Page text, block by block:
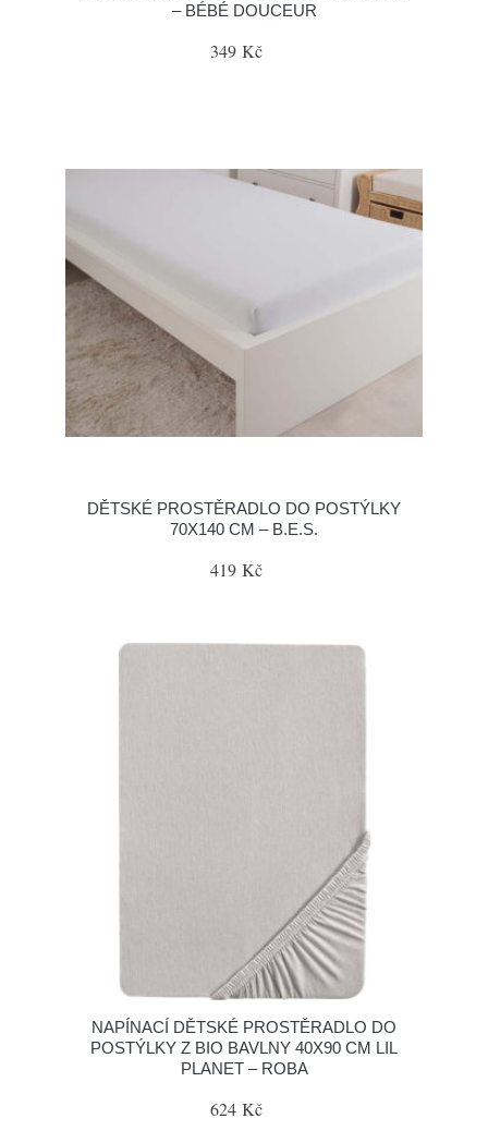
– BÉBÉ DOUCEUR
349 Kč
DĚTSKÉ PROSTĚRADLO DO POSTÝLKY
70X140 CM – B.E.S.
419 Kč
NAPÍNACÍ DĚTSKÉ PROSTĚRADLO DO
POSTÝLKY Z BIO BAVLNY 40X90 CM LIL
PLANET – ROBA
624 Kč